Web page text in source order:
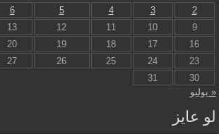
2
3
4
5
6
9
10
11
12
13
16
17
18
19
20
23
24
25
26
27
30
31
« يوليو
لو عايز